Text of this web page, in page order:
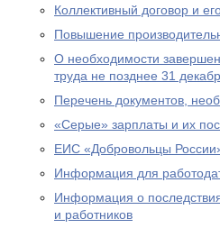
Коллективный договор и
Повышение
О необходимости
труда не позднее 31
Перечень документов,
«Cерые» зарплаты и их
ЕИС «Добровольцы
Информация для
Информация о
и работников